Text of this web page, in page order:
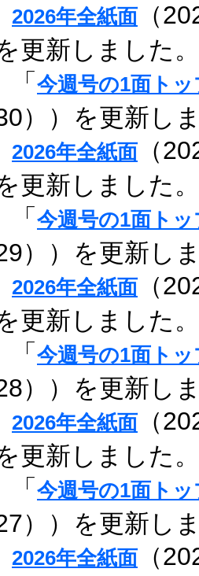
2026年全紙面 （
更新しました。
「 今週号の1面トッ
））を更新し
2026年全紙面 （
更新しました。
「 今週号の1面トッ
））を更新し
2026年全紙面 （
更新しました。
「 今週号の1面トッ
））を更新し
2026年全紙面 （
更新しました。
「 今週号の1面トッ
））を更新し
2026年全紙面 （